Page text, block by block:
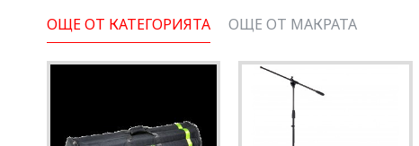
ОЩЕ ОТ КАТЕГОРИЯТА ОЩЕ ОТ МАКРАТА